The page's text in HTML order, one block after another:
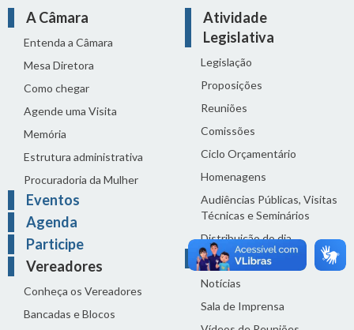
A Câmara
Entenda a Câmara
Mesa Diretora
Como chegar
Agende uma Visita
Memória
Estrutura administrativa
Procuradoria da Mulher
Eventos
Agenda
Participe
Vereadores
Conheça os Vereadores
Bancadas e Blocos
Atividade
Legislativa
Legislação
Proposições
Reuniões
Comissões
Ciclo Orçamentário
Homenagens
Audiências Públicas, Visitas
Técnicas e Seminários
Distribuição do dia
Comunicação
Notícias
Sala de Imprensa